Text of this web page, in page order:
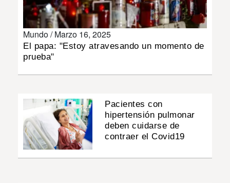
Mundo /Marzo 16, 2025
El papa: "Estoy atravesando un momento de
prueba"
Pacientes con
hipertensión pulmonar
deben cuidarse de
contraer el Covid19